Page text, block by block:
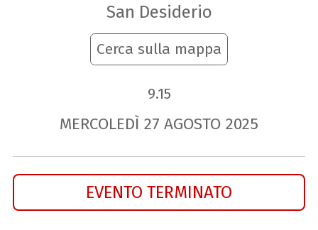
San Desiderio
Cerca sulla mappa
9.15
MERCOLEDÌ 27 AGOSTO 2025
EVENTO TERMINATO